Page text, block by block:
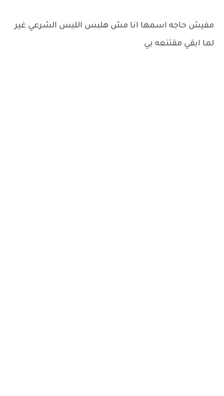
مفيش حاجه اسمها انا مش هلبس اللبس الشرعي غير
لما ابقي مقتنعه بي